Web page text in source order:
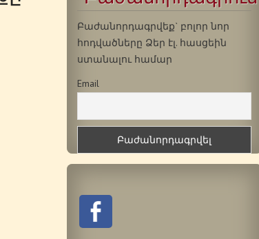
Բաժանորդագրվեք` բոլոր նոր
հոդվածները Ձեր էլ. հասցեին
ստանալու համար
Email